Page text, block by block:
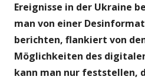
Ereignisse in der Ukraine
man von einer
berichten, flankiert von
Möglichkeiten des
kann man nur feststellen,